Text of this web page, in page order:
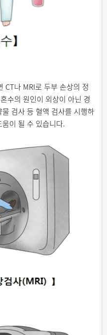
CT나 MRI로 두부 손상의 정
수의 원인이 외상이 아닌 경
검사 등 혈액 검사를 시행하
이 될 수 있습니다.